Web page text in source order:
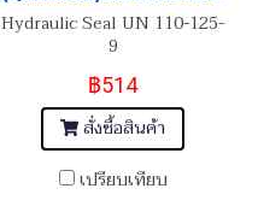
Hydraulic Seal UN 110-125-
9
฿514
สั่งซื้อสินค้า
เปรียบเทียบ